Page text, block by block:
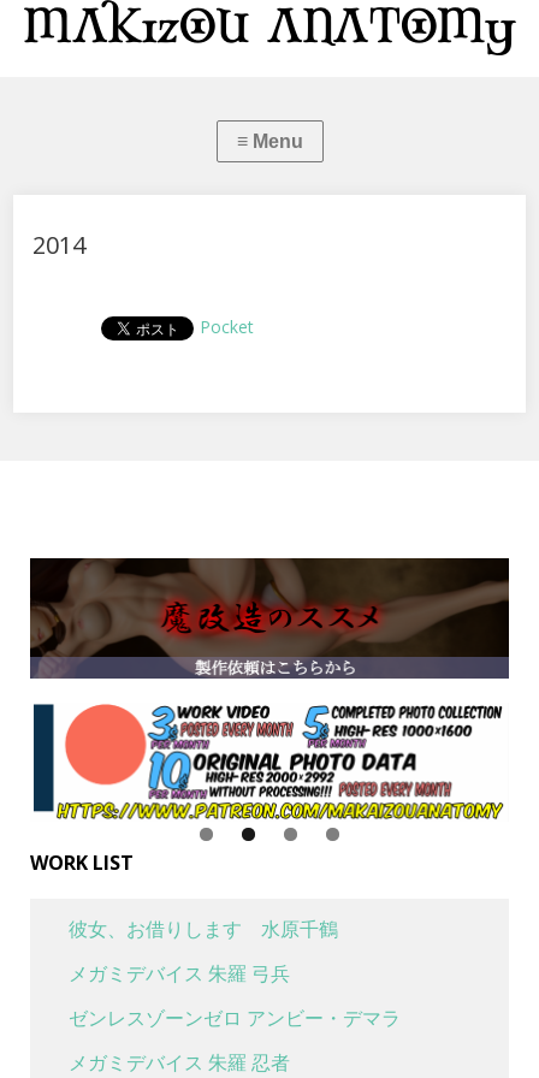
2014
Pocket
WORK LIST
彼女、お借りします 水原千鶴
メガミデバイス 朱羅 弓兵
ゼンレスゾーンゼロ アンビー・デマラ
メガミデバイス 朱羅 忍者